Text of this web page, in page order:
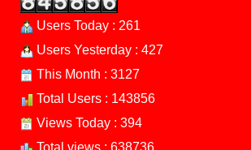
Users Today : 261
Users Yesterday : 427
This Month : 3127
Total Users : 143856
Views Today : 394
Total views : 638736